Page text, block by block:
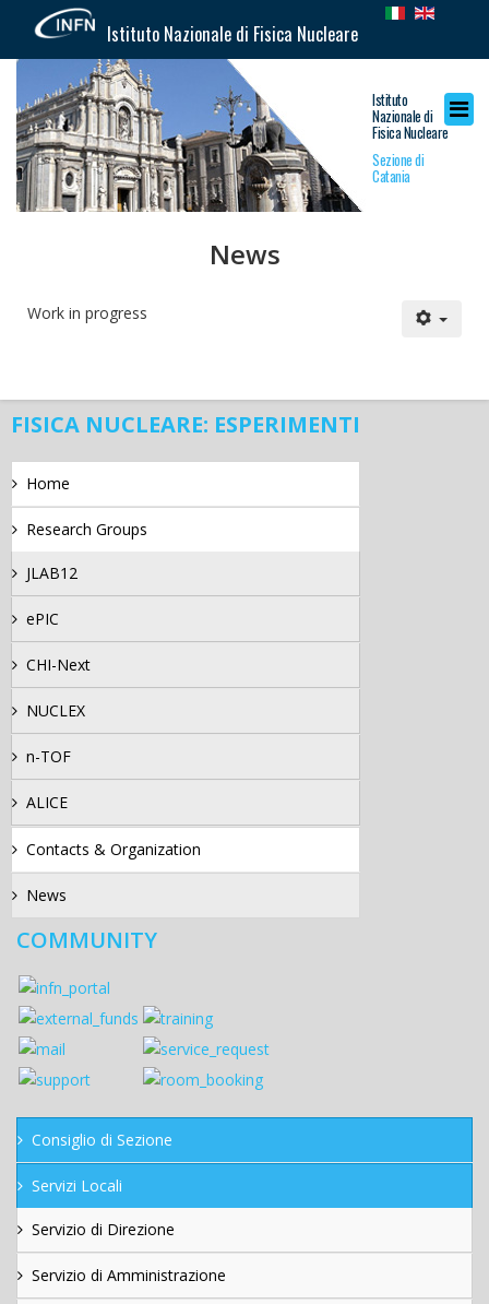
Istituto Nazionale di Fisica Nucleare
Istituto
Nazionale di
Fisica Nucleare
Sezione di
Catania
News
Work in progress
FISICA NUCLEARE: ESPERIMENTI
Home
Research Groups
JLAB12
ePIC
CHI-Next
NUCLEX
n-TOF
ALICE
Contacts & Organization
News
COMMUNITY
Consiglio di Sezione
Servizi Locali
Servizio di Direzione
Servizio di Amministrazione